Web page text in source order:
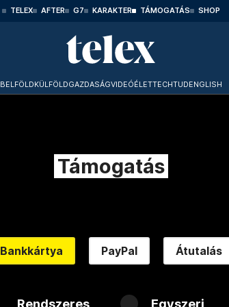
TELEX AFTER G7 KARAKTER TÁMOGATÁS SHOP
BELFÖLDKÜLFÖLDGAZDASÁGVIDEÓÉLETTECHTUDENGLISH
Támogatás
Bankkártya PayPal Átutalás
Rendszeres Egyszeri